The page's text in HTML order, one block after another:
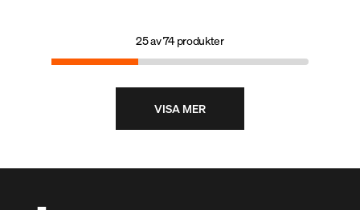
medel till högintensiv träning.
25av74 produkter
VISA MER